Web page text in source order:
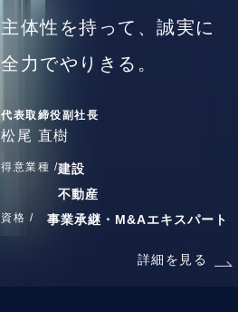
主体性を持って、誠実に
全力でやりきる。
代表取締役副社長
松尾 直樹
得意業種 /建設
不動産
資格 / 事業承継・M&Aエキスパート
詳細を見る